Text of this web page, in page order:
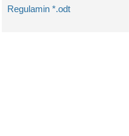
Regulamin *.odt